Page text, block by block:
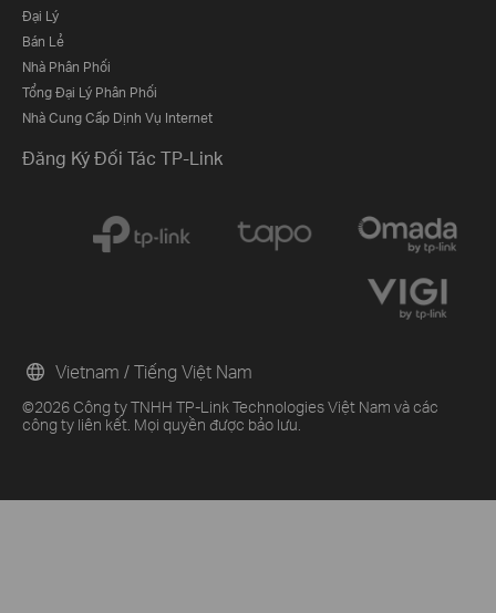
Đại Lý
Bán Lẻ
Nhà Phân Phối
Tổng Đại Lý Phân Phối
Nhà Cung Cấp Dịnh Vụ Internet
Đăng Ký Đối Tác TP-Link
©2026 Công ty TNHH TP-Link Technologies Việt Nam và các
công ty liên kết. Mọi quyền được bảo lưu.
Vietnam / Tiếng Việt Nam